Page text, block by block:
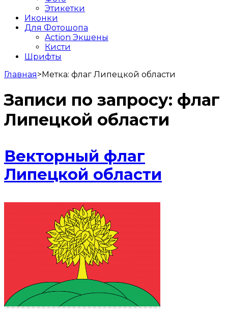
Этикетки
Иконки
Для Фотошопа
Action Экшены
Кисти
Шрифты
Главная>Метка: флаг Липецкой области
Записи по запросу: флаг
Липецкой области
Векторный флаг
Липецкой области